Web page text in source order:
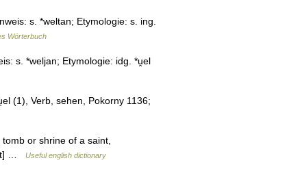
s. *weltan; Etymologie: s. ing.
Wörterbuch
s. *weljan; Etymologie: idg. *u̯el
(1), Verb, sehen, Pokorny 1136;
or shrine of a saint,
…
Useful english dictionary